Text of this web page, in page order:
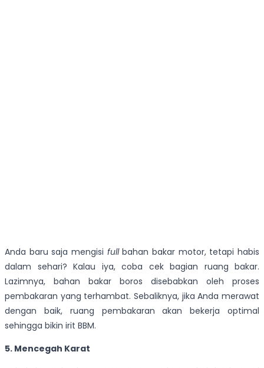
Anda baru saja mengisi fullbahan bakar motor, tetapi habis
dalam sehari? Kalau iya, coba cek bagian ruang bakar.
Lazimnya, bahan bakar boros disebabkan oleh proses
pembakaran yang terhambat. Sebaliknya, jika Anda merawat
dengan baik, ruang pembakaran akan bekerja optimal
sehingga bikin irit BBM.
5. Mencegah Karat